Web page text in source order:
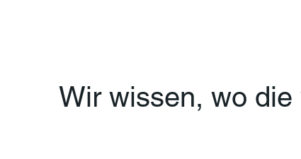
Wir wissen, wo